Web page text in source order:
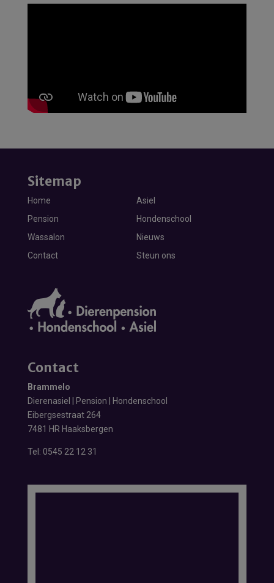
Sitemap
Home
Asiel
Pension
Hondenschool
Wassalon
Nieuws
Contact
Steun ons
Contact
Brammelo
Dierenasiel | Pension | Hondenschool
Eibergsestraat 264
7481 HR Haaksbergen
Tel: 0545 22 12 31